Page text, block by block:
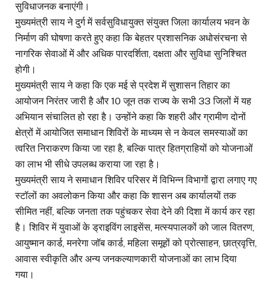
सुविधाजनक बनाएंगी।
मुख्यमंत्री साय ने दुर्ग में सर्वसुविधायुक्त संयुक्त जिला कार्यालय भवन के
निर्माण की घोषणा करते हुए कहा कि बेहतर प्रशासनिक अधोसंरचना से
नागरिक सेवाओं में और अधिक पारदर्शिता, दक्षता और सुविधा सुनिश्चित
होगी।
मुख्यमंत्री साय ने कहा कि एक मई से प्रदेश में सुशासन तिहार का
आयोजन निरंतर जारी है और 10 जून तक राज्य के सभी 33 जिलों में यह
अभियान संचालित हो रहा है। उन्होंने कहा कि शहरी और ग्रामीण दोनों
क्षेत्रों में आयोजित समाधान शिविरों के माध्यम से न केवल समस्याओं का
त्वरित निराकरण किया जा रहा है, बल्कि पात्र हितग्राहियों को योजनाओं
का लाभ भी सीधे उपलब्ध कराया जा रहा है।
मुख्यमंत्री साय ने समाधान शिविर परिसर में विभिन्न विभागों द्वारा लगाए गए
स्टॉलों का अवलोकन किया और कहा कि शासन अब कार्यालयों तक
सीमित नहीं, बल्कि जनता तक पहुंचकर सेवा देने की दिशा में कार्य कर रहा
है। शिविर में युवाओं के ड्राइविंग लाइसेंस, मत्स्यपालकों को जाल वितरण,
आयुष्मान कार्ड, मनरेगा जॉब कार्ड, महिला समूहों को प्रोत्साहन, छात्रवृत्ति,
आवास स्वीकृति और अन्य जनकल्याणकारी योजनाओं का लाभ दिया
गया।